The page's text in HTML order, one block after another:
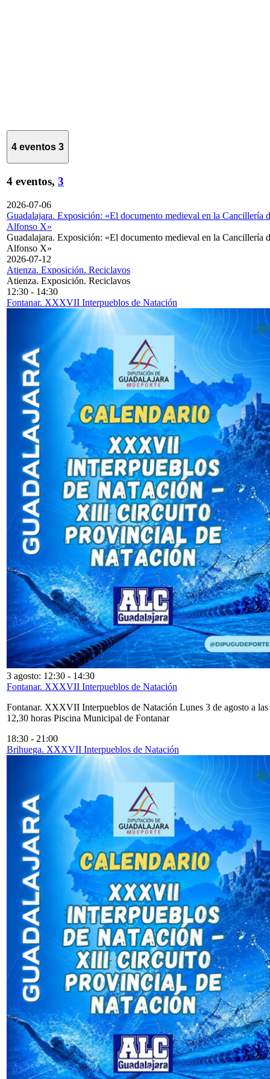
4 eventos 3
4 eventos, 3
2026-07-06
Guadalajara. Exposición: «El documento medieval en la Cancillería
Alfonso X»
Guadalajara. Exposición: «El documento medieval en la Cancillería
Alfonso X»
2026-07-12
Atienza. Exposición. Reciclavos
Atienza. Exposición. Reciclavos
12:30 - 14:30
Fontanar. XXXVII Interpueblos de Natación
3 agosto: 12:30 - 14:30
Fontanar. XXXVII Interpueblos de Natación
Fontanar. XXXVII Interpueblos de Natación Lunes 3 de agosto a las
12,30 horas Piscina Municipal de Fontanar
18:30 - 21:00
Brihuega. XXXVII Interpueblos de Natación